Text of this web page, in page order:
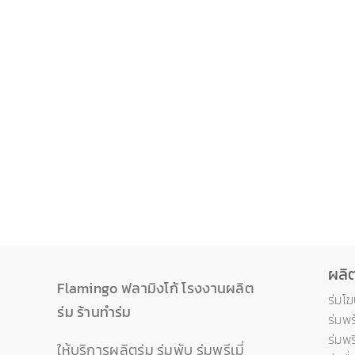
Flamingo ฟลามิงโก้โรงงานผลิต
ร่ม ร้านทำร่ม
ให้บริการผลิตร่ม ร่มพับ ร่มพรีเมี่
ผลิ
ร่มโ
ร่มพ
ร่มพ